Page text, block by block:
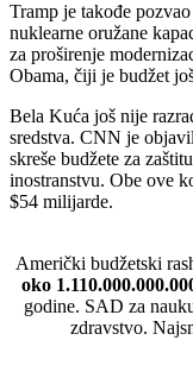
Tramp je takođe
nuklearne oružane
za proširenje
Obama, čiji je budžet
Bela Kuća još nije
sredstva. CNN je
skreše budžete za
inostranstvu. Obe ove
$54 milijarde.
Američki budžetski
oko
godine. SAD za
zdravstvo.